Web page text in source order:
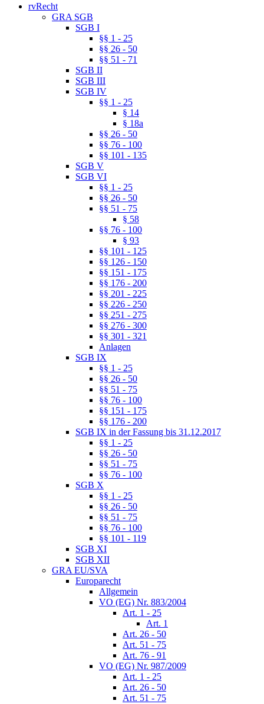
rvRecht
GRA SGB
SGB I
§§ 1 - 25
§§ 26 - 50
§§ 51 - 71
SGB II
SGB III
SGB IV
§§ 1 - 25
§ 14
§ 18a
§§ 26 - 50
§§ 76 - 100
§§ 101 - 135
SGB V
SGB VI
§§ 1 - 25
§§ 26 - 50
§§ 51 - 75
§ 58
§§ 76 - 100
§ 93
§§ 101 - 125
§§ 126 - 150
§§ 151 - 175
§§ 176 - 200
§§ 201 - 225
§§ 226 - 250
§§ 251 - 275
§§ 276 - 300
§§ 301 - 321
Anlagen
SGB IX
§§ 1 - 25
§§ 26 - 50
§§ 51 - 75
§§ 76 - 100
§§ 151 - 175
§§ 176 - 200
SGB IX in der Fassung bis 31.12.2017
§§ 1 - 25
§§ 26 - 50
§§ 51 - 75
§§ 76 - 100
SGB X
§§ 1 - 25
§§ 26 - 50
§§ 51 - 75
§§ 76 - 100
§§ 101 - 119
SGB XI
SGB XII
GRA EU/SVA
Europarecht
Allgemein
VO (EG) Nr. 883/2004
Art. 1 - 25
Art. 1
Art. 26 - 50
Art. 51 - 75
Art. 76 - 91
VO (EG) Nr. 987/2009
Art. 1 - 25
Art. 26 - 50
Art. 51 - 75